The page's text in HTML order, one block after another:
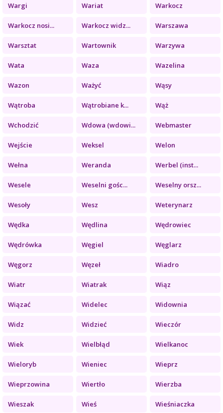
Wargi Wariat Warkocz
Warkocz nosi... Warkocz widz... Warszawa
Warsztat Wartownik Warzywa
Wata Waza Wazelina
Wazon Ważyć Wąsy
Wątroba Wątrobiane k... Wąż
Wchodzić Wdowa (wdowi... Webmaster
Wejście Weksel Welon
Wełna Weranda Werbel (inst...
Wesele Weselni gośc... Weselny orsz...
Wesoły Wesz Weterynarz
Wędka Wędlina Wędrowiec
Wędrówka Węgiel Węglarz
Węgorz Węzeł Wiadro
Wiatr Wiatrak Wiąz
Wiązać Widelec Widownia
Widz Widzieć Wieczór
Wiek Wielbłąd Wielkanoc
Wieloryb Wieniec Wieprz
Wieprzowina Wiertło Wierzba
Wieszak Wieś Wieśniaczka